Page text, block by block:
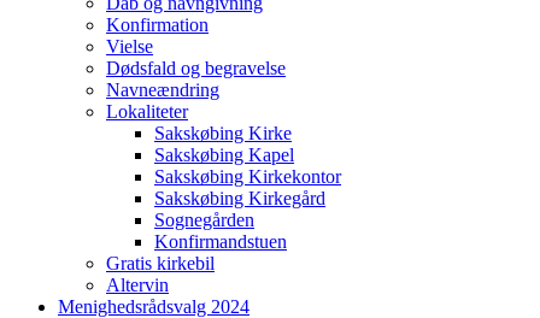
Konfirmation
Vielse
Dødsfald og begravelse
Navneændring
Lokaliteter
Sakskøbing Kirke
Sakskøbing Kapel
Sakskøbing Kirkekontor
Sakskøbing Kirkegård
Sognegården
Konfirmandstuen
Gratis kirkebil
Altervin
Menighedsrådsvalg 2024